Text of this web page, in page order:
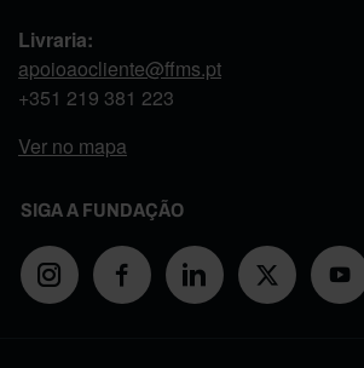
Livraria:
apoioaocliente@ffms.pt
+351 219 381 223
Ver no mapa
SIGA A FUNDAÇÃO